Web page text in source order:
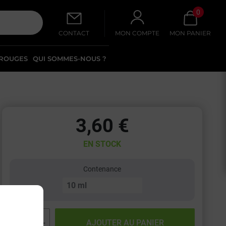
CONTACT
QUI SOMMES-NOUS ?
MON COMPTE
0
MON PANIER
3,60 €
EN STOCK
Contenance
+ AJOUTER AU PANIER